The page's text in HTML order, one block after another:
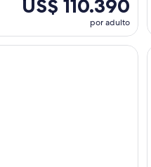
US$ 110.390
por adulto
Asís en guía local con